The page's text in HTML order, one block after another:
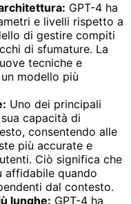
GPT-4 ha
e livelli rispetto a
di gestire compiti
di sfumature. La
tecniche e
modello più
Uno dei principali
capacità di
consentendo alle
più accurate e
Ciò significa che
affidabile quando
dal contesto.
lunghe: GPT-4 ha